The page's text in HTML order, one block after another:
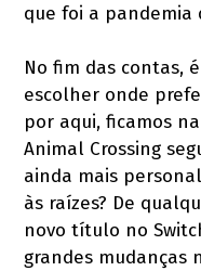
que foi a pandemia
No fim das contas,
escolher onde
por aqui, ficamos
Animal Crossing
ainda mais
às raízes? De
novo título no
grandes mudanças